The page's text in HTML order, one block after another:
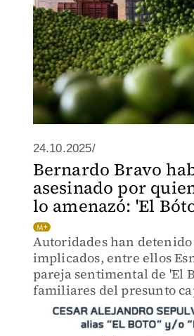
24.10.2025/
Bernardo Bravo
asesinado por
lo amenazó: 'El
Autoridades han
implicados, entre ellos
pareja sentimental de 'El
familiares del presunto